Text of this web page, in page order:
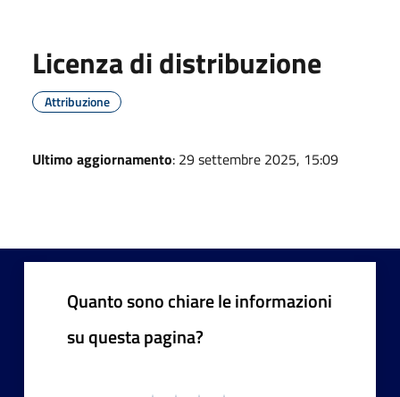
Licenza di distribuzione
Attribuzione
Ultimo aggiornamento: 29 settembre 2025, 15:09
Quanto sono chiare le informazioni
su questa pagina?